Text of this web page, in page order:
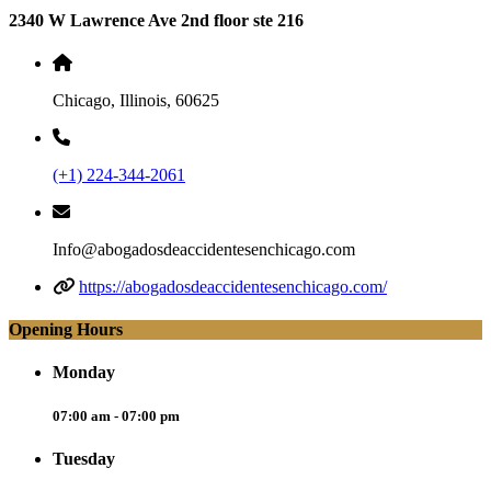
2340 W Lawrence Ave 2nd floor ste 216
Chicago, Illinois, 60625
(+1) 224-344-2061
Info@abogadosdeaccidentesenchicago.com
https://abogadosdeaccidentesenchicago.com/
Opening Hours
Monday
07:00 am - 07:00 pm
Tuesday